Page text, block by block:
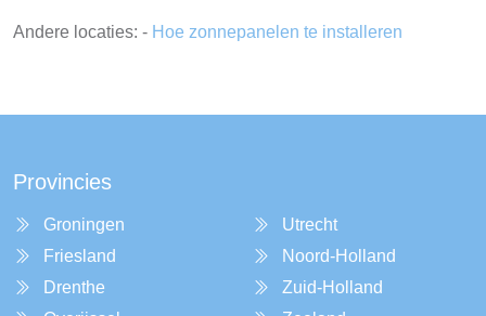
Andere locaties: - Hoe zonnepanelen te installeren
Provincies
Groningen
Friesland
Drenthe
Utrecht
Noord-Holland
Zuid-Holland